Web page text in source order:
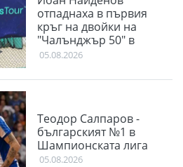
отпаднаха в първия
кръг на двойки на
"Чалънджър 50" в
Пловдив
05.08.2026
Теодор Салпаров -
българският №1 в
Шампионската лига
05.08.2026